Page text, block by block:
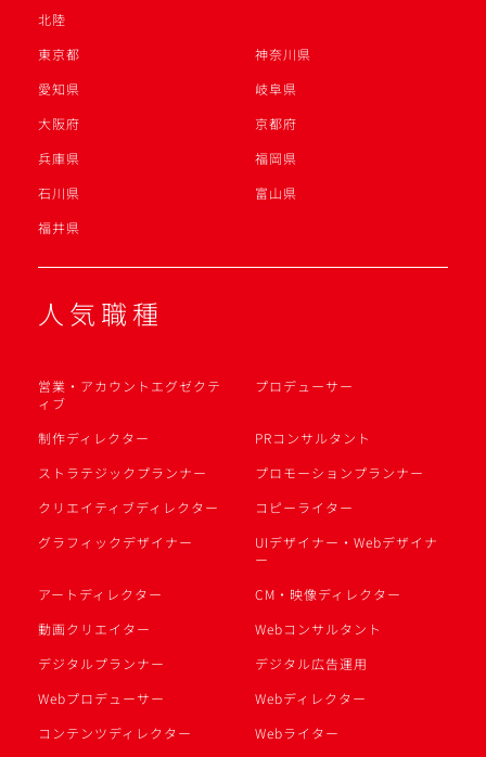
北陸
東京都
神奈川県
愛知県
岐阜県
大阪府
京都府
兵庫県
福岡県
石川県
富山県
福井県
人気職種
営業・アカウントエグゼクテ
ィブ
プロデューサー
制作ディレクター
PRコンサルタント
ストラテジックプランナー
プロモーションプランナー
クリエイティブディレクター
コピーライター
グラフィックデザイナー
UIデザイナー・Webデザイナ
ー
アートディレクター
CM・映像ディレクター
動画クリエイター
Webコンサルタント
デジタルプランナー
デジタル広告運用
Webプロデューサー
Webディレクター
コンテンツディレクター
Webライター